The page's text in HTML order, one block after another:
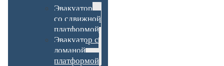
Эвакуатор
со сдвижной
платформой
Эвакуатор с
ломаной
платформой